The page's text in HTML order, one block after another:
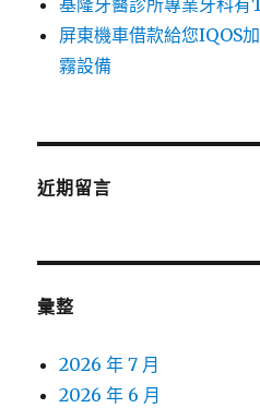
基隆牙醫診所專業牙科有
屏東機車借款給您IQOS
霧設備
近期留言
彙整
2026 年 7 月
2026 年 6 月